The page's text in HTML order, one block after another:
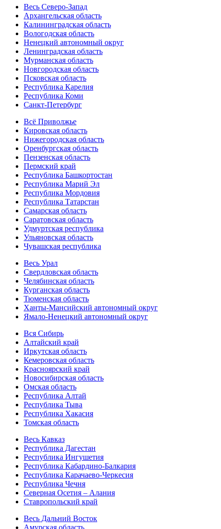
Весь Северо-Запад
Архангельская область
Калининградская область
Вологодская область
Ненецкий автономный округ
Ленинградская область
Мурманская область
Новгородская область
Псковская область
Республика Карелия
Республика Коми
Санкт-Петербург
Всё Приволжье
Кировская область
Нижегородская область
Оренбургская область
Пензенская область
Пермский край
Республика Башкортостан
Республика Марий Эл
Республика Мордовия
Республика Татарстан
Самарская область
Саратовская область
Удмуртская республика
Ульяновская область
Чувашская республика
Весь Урал
Свердловская область
Челябинская область
Курганская область
Тюменская область
Ханты-Мансийский автономный округ
Ямало-Ненецкий автономный округ
Вся Сибирь
Алтайский край
Иркутская область
Кемеровская область
Красноярский край
Новосибирская область
Омская область
Республика Алтай
Республика Тыва
Республика Хакасия
Томская область
Весь Кавказ
Республика Дагестан
Республика Ингушетия
Республика Кабардино-Балкария
Республика Карачаево-Черкесия
Республика Чечня
Северная Осетия – Алания
Ставропольский край
Весь Дальний Восток
Амурская область